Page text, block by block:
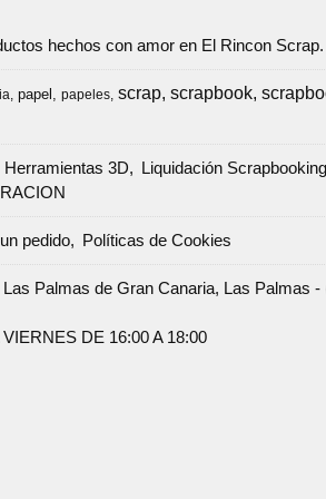
hechos con amor en El Rincon Scrap.
papel papeles scrap scrapbook
Herramientas 3D Liquidación Scrapbooking
pedido Políticas de Cookies
Palmas de Gran Canaria, Las Palmas -
DE 16:00 A 18:00